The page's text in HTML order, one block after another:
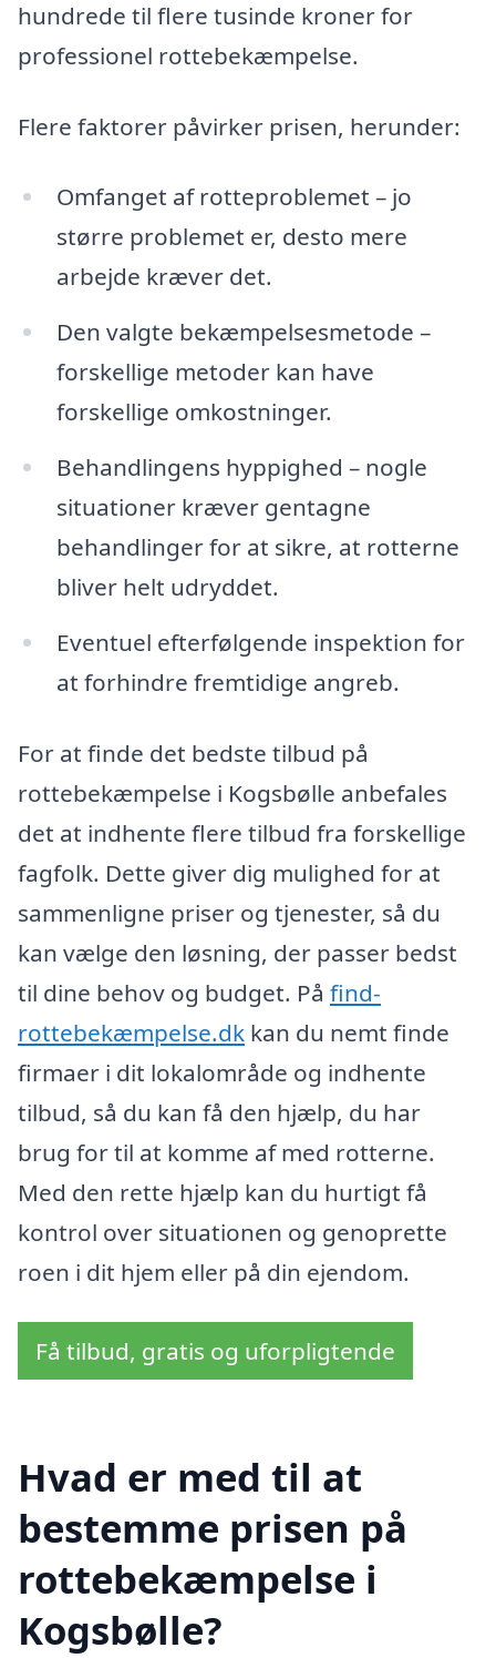
hundrede til flere tusinde kroner for
professionel rottebekæmpelse.
Flere faktorer påvirker prisen, herunder:
Omfanget af rotteproblemet – jo
større problemet er, desto mere
arbejde kræver det.
Den valgte bekæmpelsesmetode –
forskellige metoder kan have
forskellige omkostninger.
Behandlingens hyppighed – nogle
situationer kræver gentagne
behandlinger for at sikre, at rotterne
bliver helt udryddet.
Eventuel efterfølgende inspektion for
at forhindre fremtidige angreb.
For at finde det bedste tilbud på
rottebekæmpelse i Kogsbølle anbefales
det at indhente flere tilbud fra forskellige
fagfolk. Dette giver dig mulighed for at
sammenligne priser og tjenester, så du
kan vælge den løsning, der passer bedst
til dine behov og budget. På find-
rottebekæmpelse.dk kan du nemt finde
firmaer i dit lokalområde og indhente
tilbud, så du kan få den hjælp, du har
brug for til at komme af med rotterne.
Med den rette hjælp kan du hurtigt få
kontrol over situationen og genoprette
roen i dit hjem eller på din ejendom.
Få tilbud, gratis og uforpligtende
Hvad er med til at
bestemme prisen på
rottebekæmpelse i
Kogsbølle?